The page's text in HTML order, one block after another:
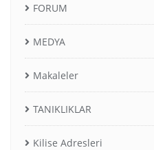
FORUM
MEDYA
Makaleler
TANIKLIKLAR
Kilise Adresleri